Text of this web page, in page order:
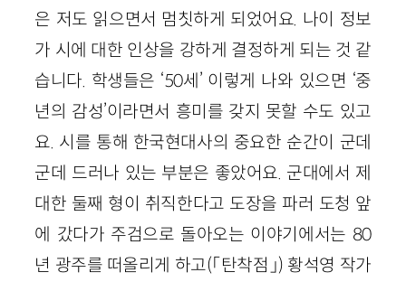
은 저도 읽으면서 멈칫하게 되었어요. 나이 정보
가 시에 대한 인상을 강하게 결정하게 되는 것 같
습니다. 학생들은 ‘50세’ 이렇게 나와 있으면 ‘중
년의 감성’이라면서 흥미를 갖지 못할 수도 있고
요. 시를 통해 한국현대사의 중요한 순간이 군데
군데 드러나 있는 부분은 좋았어요. 군대에서 제
대한 둘째 형이 취직한다고 도장을 파러 도청 앞
에 갔다가 주검으로 돌아오는 이야기에서는 80
년 광주를 떠올리게 하고(「탄착점」) 황석영 작가